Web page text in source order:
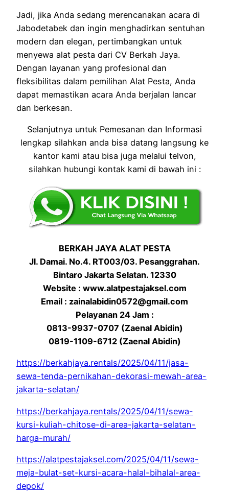
Jadi, jika Anda sedang merencanakan acara di
Jabodetabek dan ingin menghadirkan sentuhan
modern dan elegan, pertimbangkan untuk
menyewa alat pesta dari CV Berkah Jaya.
Dengan layanan yang profesional dan
fleksibilitas dalam pemilihan Alat Pesta, Anda
dapat memastikan acara Anda berjalan lancar
dan berkesan.
Selanjutnya untuk Pemesanan dan Informasi
lengkap silahkan anda bisa datang langsung ke
kantor kami atau bisa juga melalui telvon,
silahkan hubungi kontak kami di bawah ini :
BERKAH JAYA ALAT PESTA
Jl. Damai. No.4. RT003/03. Pesanggrahan.
Bintaro Jakarta Selatan. 12330
Website : www.alatpestajaksel.com
Email : zainalabidin0572@gmail.com
Pelayanan 24 Jam :
0813-9937-0707 (Zaenal Abidin)
0819-1109-6712 (Zaenal Abidin)
https://berkahjaya.rentals/2025/04/11/jasa-
sewa-tenda-pernikahan-dekorasi-mewah-area-
jakarta-selatan/
https://berkahjaya.rentals/2025/04/11/sewa-
kursi-kuliah-chitose-di-area-jakarta-selatan-
harga-murah/
https://alatpestajaksel.com/2025/04/11/sewa-
meja-bulat-set-kursi-acara-halal-bihalal-area-
depok/